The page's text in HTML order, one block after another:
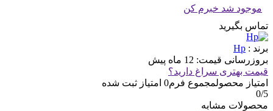
موجود شد خبرم کن
تماس بگیرید
برند : Hp
بروزرسانی قیمت: 12 ماه پیش
قیمت بهتری سراغ دارید؟
امتیاز محصولمجموع فرم0 امتیاز ثبت شده
0/5
محصولات مشابه